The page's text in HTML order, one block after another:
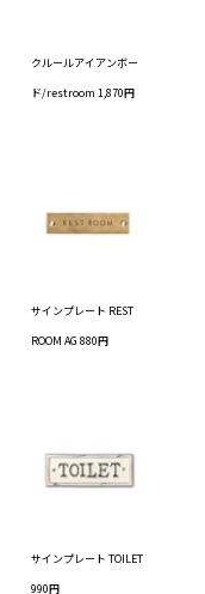
クルールアイアンボー
ド/restroom 1,870円
サインプレート REST
ROOM AG 880円
サインプレート TOILET
990円